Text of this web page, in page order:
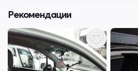
Рекомендации